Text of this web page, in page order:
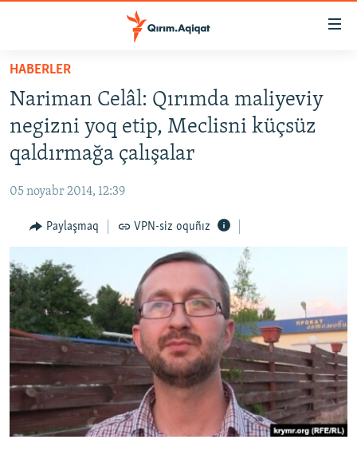
Esas
qaytmaq
Baş
navigatsiyağa
qaytmaq
Qıdıruvğa
qaytmaq
İQTİSADİYAT
MEDENİYET
İNSAN AQLARI
VİDEO
SÜRET
BLOGLAR
FİKİR
Русский
Українською
HABERLER
Nariman Celâl: Qırımda maliyeviy
negizni yoq etip, Meclisni küçsüz
qaldırmağa çalışalar
05 noyabr 2014, 12:39
Paylaşmaq VPN-siz oquñız